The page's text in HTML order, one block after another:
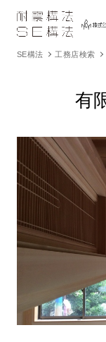
SE構法 工務店検索
有